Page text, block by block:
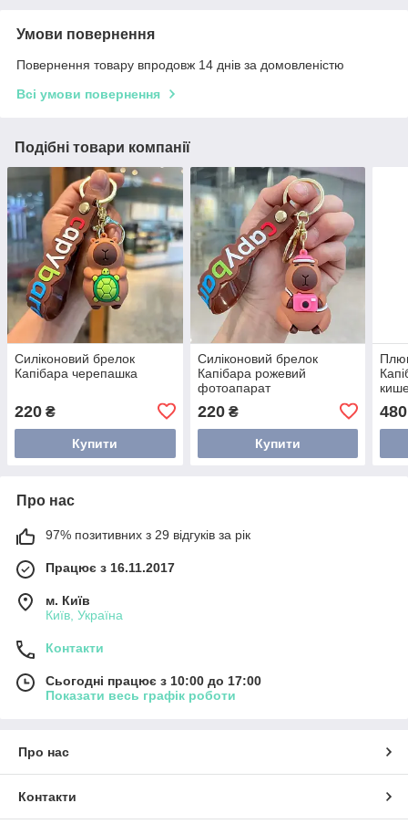
Умови повернення
Повернення товару впродовж 14 днів за домовленістю
Всі умови повернення
Подібні товари компанії
Силіконовий брелок
Капібара черепашка
220 ₴
Купити
Силіконовий брелок
Капібара рожевий
фотоапарат
220₴
Купити
480
Про нас
97% позитивних з 29 відгуків за рік
Працює з 16.11.2017
м. Київ
Київ, Україна
Контакти
Сьогодні працює з 10:00 до 17:00
Показати весь графік роботи
Про нас
Контакти